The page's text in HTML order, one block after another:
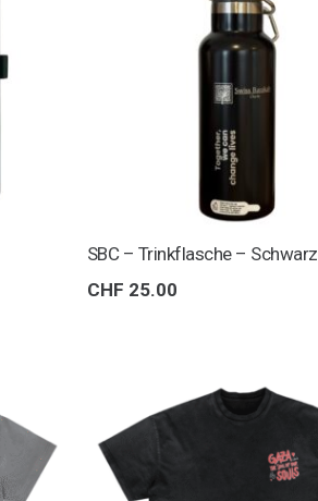
SBC – Trinkflasche – Schwarz
CHF 25.00